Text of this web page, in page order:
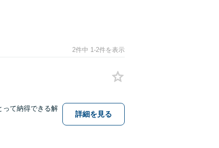
2件中 1-2件を表示
って納得できる解
詳細を見る